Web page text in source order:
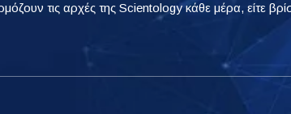
τις αρχές της Scientology κάθε μέρα, είτε